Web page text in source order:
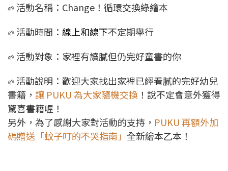
🌱 活動名稱：Change！循環交換綠繪本
🌱 活動時間： 線上和線下不定期舉行
🌱 活動對象：家裡有讀膩但仍完好童書的你
🌱 活動說明：歡迎大家找出家裡已經看膩的完好幼兒
書籍， 讓 PUKU 為大家隨機交換 ！說不定會意外獲得
驚喜書籍喔！
另外，為了感謝大家對活動的支持， PUKU 再額外加
碼贈送「蚊子叮的不哭指南」 全新繪本乙本！